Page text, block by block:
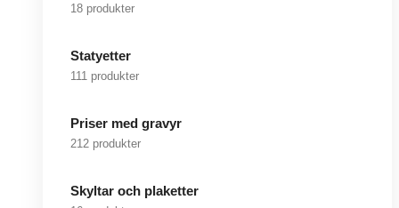
18 produkter
Statyetter
111 produkter
Priser med gravyr
212 produkter
Skyltar och plaketter